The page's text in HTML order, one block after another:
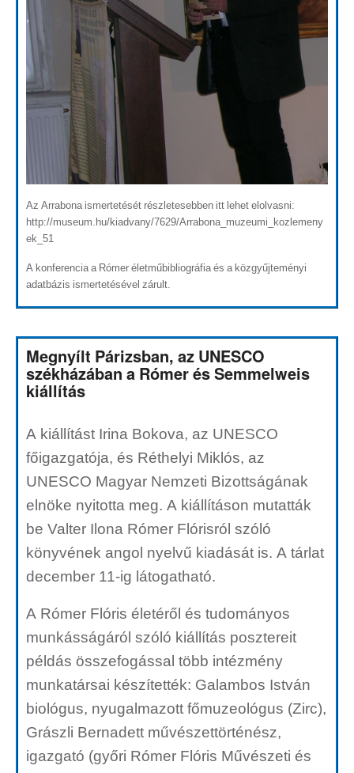
Az Arrabona ismertetését részletesebben itt lehet elolvasni:
http://museum.hu/kiadvany/7629/Arrabona_muzeumi_kozlemeny
ek_51
A konferencia a Rómer életműbibliográfia és a közgyűjteményi
adatbázis ismertetésével zárult.
Megnyílt Párizsban, az UNESCO
székházában a Rómer és Semmelweis
kiállítás
A kiállítást Irina Bokova, az UNESCO
főigazgatója, és Réthelyi Miklós, az
UNESCO Magyar Nemzeti Bizottságának
elnöke nyitotta meg. A kiállításon mutatták
be Valter Ilona Rómer Flórisról szóló
könyvének angol nyelvű kiadását is. A tárlat
december 11-ig látogatható.
A Rómer Flóris életéről és tudományos
munkásságáról szóló kiállítás posztereit
példás összefogással több intézmény
munkatársai készítették: Galambos István
biológus, nyugalmazott főmuzeológus (Zirc),
Grászli Bernadett művészettörténész,
igazgató (győri Rómer Flóris Művészeti és